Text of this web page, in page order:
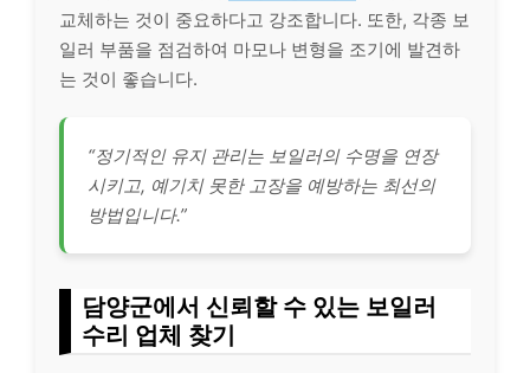
교체하는 것이 중요하다고 강조합니다. 또한, 각종 보
일러 부품을 점검하여 마모나 변형을 조기에 발견하
는 것이 좋습니다.
“정기적인 유지 관리는 보일러의 수명을 연장
시키고, 예기치 못한 고장을 예방하는 최선의
방법입니다.”
담양군에서 신뢰할 수 있는 보일러
수리 업체 찾기